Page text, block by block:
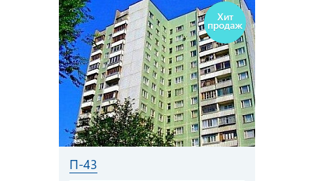
Хит
продаж
П-43